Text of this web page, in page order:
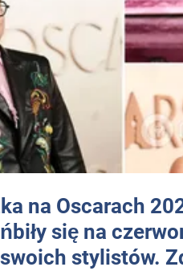
na Oscarach
się na
stylistów.